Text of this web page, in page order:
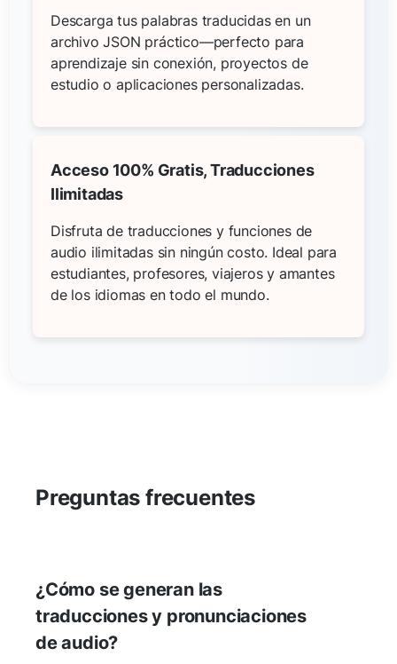
Descarga tus palabras traducidas en un
archivo JSON práctico—perfecto para
aprendizaje sin conexión, proyectos de
estudio o aplicaciones personalizadas.
Acceso 100% Gratis, Traducciones
Ilimitadas
Disfruta de traducciones y funciones de
audio ilimitadas sin ningún costo. Ideal para
estudiantes, profesores, viajeros y amantes
de los idiomas en todo el mundo.
Preguntas frecuentes
¿Cómo se generan las
traducciones y pronunciaciones
de audio?